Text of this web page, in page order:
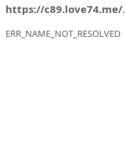
https://c89.love74.me/.
ERR_NAME_NOT_RESOLVED